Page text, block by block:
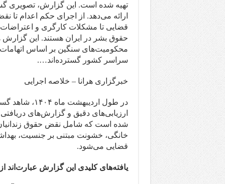
تهیه شده است. این گزارش، تصویری
ارائه می‌دهد. از اجرای حکم اعدام
قضایی تا مشکلات کارگری و
حقوق بشر در ایران هستند. این گزارش
محکومیت‌های سنگین بر اساس اتهامات
سراسر کشور گسترده‌اند….
خبرگزاری هرانا – خلاصه اجرایی
در طول
ارزیابی‌های دقیق و گزارش‌های
شده است که شامل نقض حقوق
خانگی، خشونت مبتنی بر جنسیت،
قضایی می‌شود.
یافته‌های کلیدی این گزارش عبارت‌اند